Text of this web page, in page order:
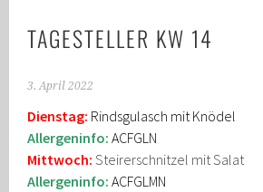
TAGESTELLER KW 14
3. April 2022
Dienstag: Rindsgulasch mit Knödel
Allergeninfo:ACFGLN
Mittwoch: Steirerschnitzel mit Salat
Allergeninfo: ACFGLMN